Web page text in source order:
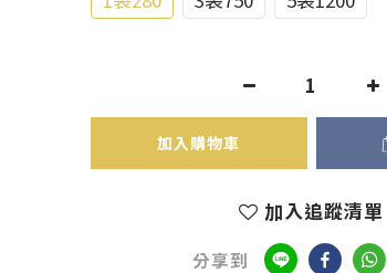
加入購物車
加入追蹤清單
分享到